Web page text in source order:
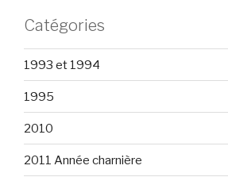
Catégories
1993 et 1994
1995
2010
2011 Année charnière